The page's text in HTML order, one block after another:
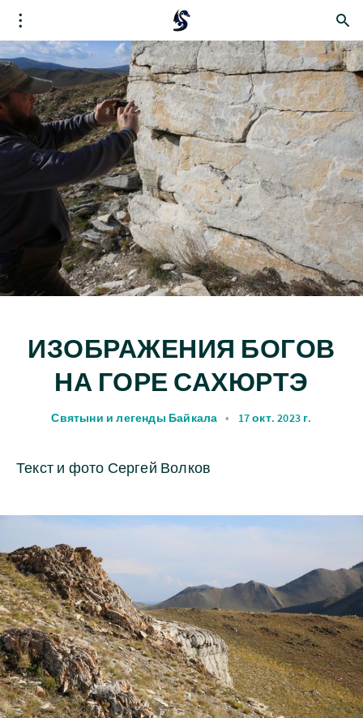
ИЗОБРАЖЕНИЯ БОГОВ
НА ГОРЕ САХЮРТЭ
Святыни и легенды Байкала • 17 окт. 2023 г.
Текст и фото Сергей Волков